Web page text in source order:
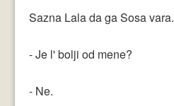
Vicevi Razni
Vicevi Dana
Sazna Lala da ga Sosa vara.
- Je l' bolji od mene?
- Ne.